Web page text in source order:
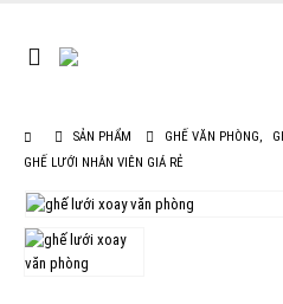
SẢN PHẨM GHẾ VĂN PHÒNG,
GHẾ LƯỚI NHÂN VIÊN GIÁ RẺ